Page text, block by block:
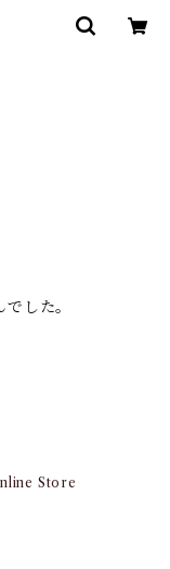
した。
Store